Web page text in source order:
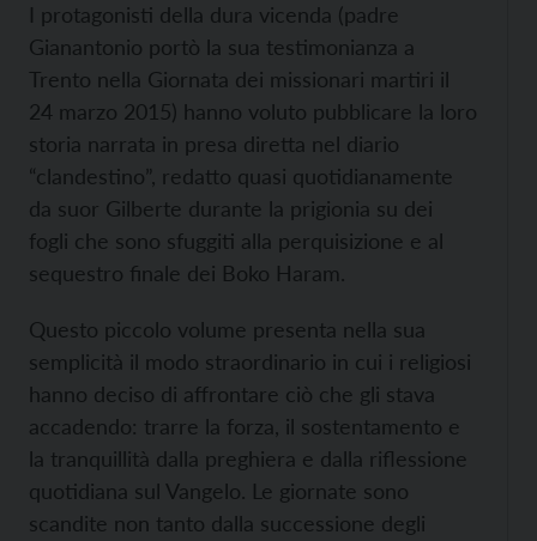
I protagonisti della dura vicenda (padre
Gianantonio portò la sua testimonianza a
Trento nella Giornata dei missionari martiri il
24 marzo 2015) hanno voluto pubblicare la loro
storia narrata in presa diretta nel diario
“clandestino”, redatto quasi quotidianamente
da suor Gilberte durante la prigionia su dei
fogli che sono sfuggiti alla perquisizione e al
sequestro finale dei Boko Haram.
Questo piccolo volume presenta nella sua
semplicità il modo straordinario in cui i religiosi
hanno deciso di affrontare ciò che gli stava
accadendo: trarre la forza, il sostentamento e
la tranquillità dalla preghiera e dalla riflessione
quotidiana sul Vangelo. Le giornate sono
scandite non tanto dalla successione degli